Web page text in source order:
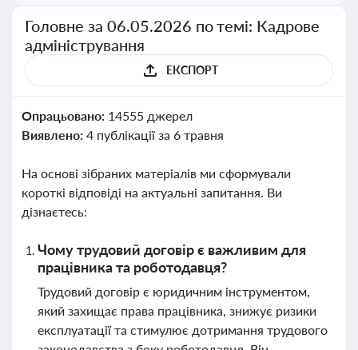
Головне за 06.05.2026 по темі: Кадрове
адміністрування
ЕКСПОРТ
Опрацьовано: 14555 джерел
Виявлено: 4 публікації за 6 травня
На основі зібраних матеріалів ми сформували
короткі відповіді на актуальні запитання. Ви
дізнаєтесь:
Чому трудовий договір є важливим для
працівника та роботодавця?
Трудовий договір є юридичним інструментом,
який захищає права працівника, знижує ризики
експлуатації та стимулює дотримання трудового